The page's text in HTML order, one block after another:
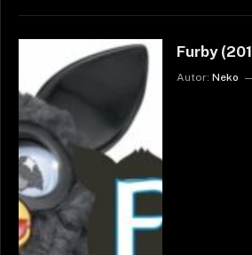
Furby
Autor: Neko